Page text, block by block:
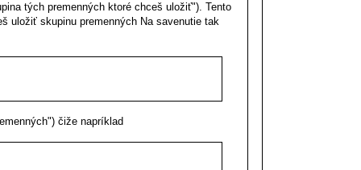
tých premenných ktoré chceš uložiť"). Tento
uložiť skupinu premenných Na savenutie tak
čiže napríklad